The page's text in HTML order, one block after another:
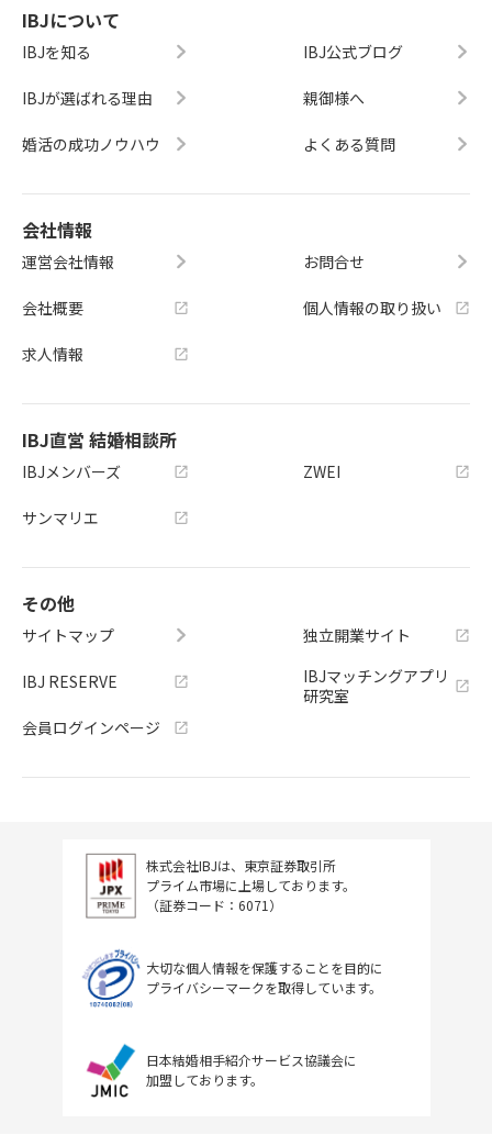
IBJについて
IBJを知る
IBJが選ばれる理由
婚活の成功ノウハウ
IBJ公式ブログ
親御様へ
よくある質問
会社情報
運営会社情報
会社概要
求人情報
お問合せ
個人情報の取り扱い
IBJ直営 結婚相談所
IBJメンバーズ
サンマリエ
ZWEI
その他
サイトマップ
IBJ RESERVE
会員ログインページ
独立開業サイト
IBJマッチングアプリ
研究室
株式会社IBJは、東京証券取引所
プライム市場に上場しております。
（証券コード：6071）
大切な個人情報を保護することを目的に
プライバシーマークを取得しています。
日本結婚相手紹介サービス協議会に
加盟しております。